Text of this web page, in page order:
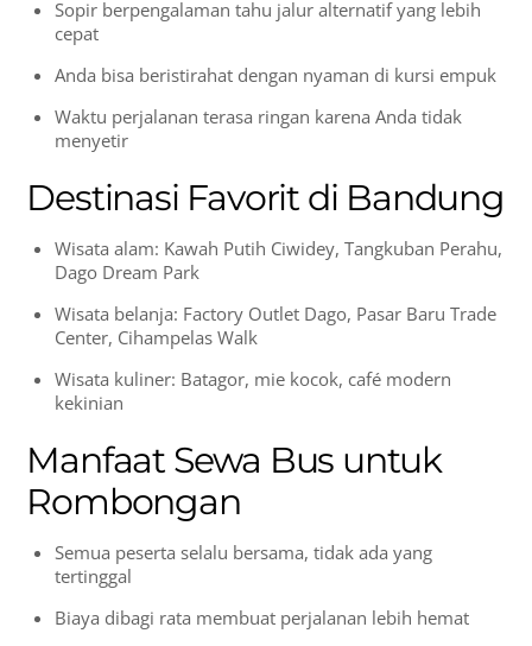
Sopir berpengalaman tahu jalur alternatif yang lebih
cepat
Anda bisa beristirahat dengan nyaman di kursi empuk
Waktu perjalanan terasa ringan karena Anda tidak
menyetir
Destinasi Favorit di Bandung
Wisata alam: Kawah Putih Ciwidey, Tangkuban Perahu,
Dago Dream Park
Wisata belanja: Factory Outlet Dago, Pasar Baru Trade
Center, Cihampelas Walk
Wisata kuliner: Batagor, mie kocok, café modern
kekinian
Manfaat Sewa Bus untuk
Rombongan
Semua peserta selalu bersama, tidak ada yang
tertinggal
Biaya dibagi rata membuat perjalanan lebih hemat